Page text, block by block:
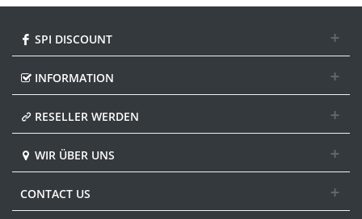
SPI DISCOUNT
INFORMATION
RESELLER WERDEN
WIR ÜBER UNS
CONTACT US